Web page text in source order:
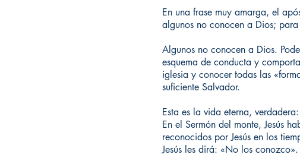
En una frase muy amarga, el
algunos no conocen a Dios;
Algunos no conocen a Dios.
esquema de conducta y
iglesia y conocer todas las
suficiente Salvador.
Esta es la vida eterna,
En el Sermón del monte, Jesús
reconocidos por Jesús en los
Jesús les dirá: «No los conozco».